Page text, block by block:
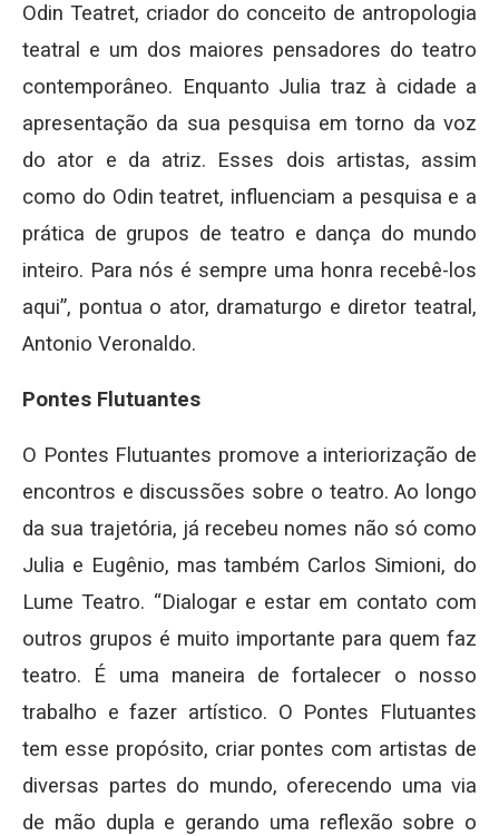
Odin Teatret, criador do conceito de antropologia
teatral e um dos maiores pensadores do teatro
contemporâneo. Enquanto Julia traz à cidade a
apresentação da sua pesquisa em torno da voz
do ator e da atriz. Esses dois artistas, assim
como do Odin teatret, influenciam a pesquisa e a
prática de grupos de teatro e dança do mundo
inteiro. Para nós é sempre uma honra recebê-los
aqui”, pontua o ator, dramaturgo e diretor teatral,
Antonio Veronaldo.
Pontes Flutuantes
O Pontes Flutuantes promove a interiorização de
encontros e discussões sobre o teatro. Ao longo
da sua trajetória, já recebeu nomes não só como
Julia e Eugênio, mas também Carlos Simioni, do
Lume Teatro. “Dialogar e estar em contato com
outros grupos é muito importante para quem faz
teatro. É uma maneira de fortalecer o nosso
trabalho e fazer artístico. O Pontes Flutuantes
tem esse propósito, criar pontes com artistas de
diversas partes do mundo, oferecendo uma via
de mão dupla e gerando uma reflexão sobre o